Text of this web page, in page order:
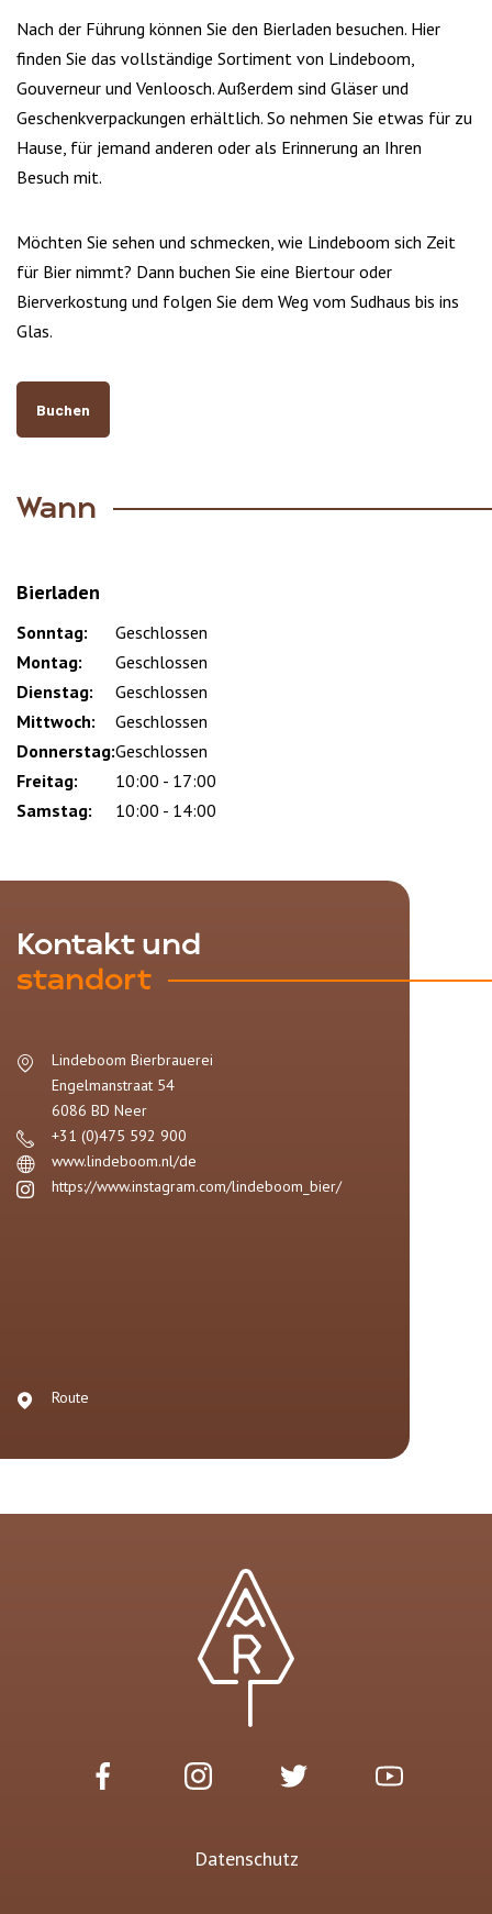
Nach der Führung können Sie den Bierladen besuchen. Hier
finden Sie das vollständige Sortiment von Lindeboom,
Gouverneur und Venloosch. Außerdem sind Gläser und
Geschenkverpackungen erhältlich. So nehmen Sie etwas für zu
Hause, für jemand anderen oder als Erinnerung an Ihren
Besuch mit.
Möchten Sie sehen und schmecken, wie Lindeboom sich Zeit
für Bier nimmt? Dann buchen Sie eine Biertour oder
Bierverkostung und folgen Sie dem Weg vom Sudhaus bis ins
Glas.
Buchen
Wann
Bierladen
Day
Time
slot
Comment
Sonntag:
Geschlossen
Montag:
Geschlossen
Dienstag:
Geschlossen
Mittwoch:
Geschlossen
Donnerstag:Geschlossen
Freitag:
10:00 - 17:00
Samstag:
10:00 - 14:00
Kontakt und
standort
Lindeboom Bierbrauerei
Engelmanstraat 54
6086 BD Neer
+31 (0)475 592 900
www.lindeboom.nl/de
https://www.instagram.com/lindeboom_bier/
Route
Datenschutz